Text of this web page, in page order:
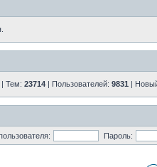
| Тем: 23714 | Пользователей: 9831 |
Пароль: